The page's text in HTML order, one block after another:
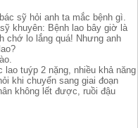
sỹ hỏi anh ta mắc bệnh gì.
khuyên: Bệnh lao bây giờ là
chớ lo lắng quá! Nhưng anh
lao tuýp 2 nặng, nhiều khả năng
khi chuyển sang giai đoạn
không lết được, ruồi đậu